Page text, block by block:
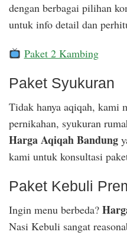
dengan berbagai pilihan
untuk info detail dan
Paket 2 Kambing
Paket Syukuran
Tidak hanya aqiqah, kami
pernikahan, syukuran
Harga Aqiqah Bandung
kami untuk konsultasi
Paket Kebuli
Ingin menu berbeda?
Nasi Kebuli sangat